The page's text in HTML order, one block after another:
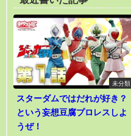
未分類
スターダムではだれが好き？
という妄想豆腐プロレスしよ
うぜ！